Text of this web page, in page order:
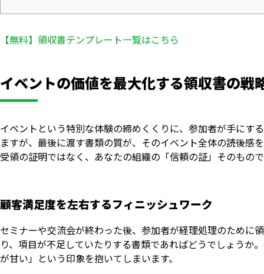
【無料】領収書テンプレート一覧はこちら
イベントの価値を最大化する領収書の戦
イベントという特別な体験の締めくくりに、参加者が手にす
ますが、最後に渡す書類の質が、そのイベント全体の読後感
受領の証明ではなく、あなたの組織の「信頼の証」そのもの
顧客満足度を左右するフィニッシュワーク
セミナーや交流会が終わった後、参加者が経理処理のために
り、項目が不足していたりする書類であればどうでしょうか
が甘い」という印象を抱いてしまいます。